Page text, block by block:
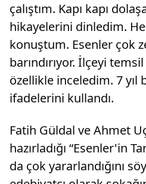
çalıştım. Kapı kapı
hikayelerini dinledim.
konuştum. Esenler çok
barındırıyor. İlçeyi
özellikle inceledim. 7 yıl
ifadelerini kullandı.
Fatih Güldal ve Ahmet
hazırladığı “Esenler'in
da çok yararlandığını